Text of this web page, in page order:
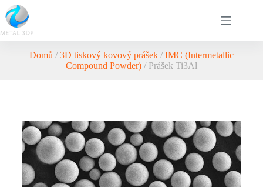
Domů / 3D tiskový kovový prášek/ IMC (Intermetallic
Compound Powder)/ Prášek Ti3Al